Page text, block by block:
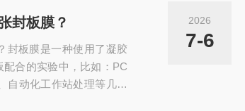
要求。‌使用体验‌：自带初
封板膜？
封板膜是一种使用了凝胶
合的实验中，比如：PC
自动化工作站处理等几乎
2026
7-6